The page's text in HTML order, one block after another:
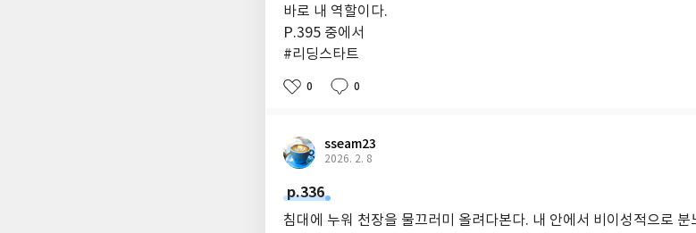
바로 내 역할이다.
P.395 중에서
#리딩스타트
0 0
sseam23
2026. 2. 8
p.336
침대에 누워 천장을 물끄러미 올려다본다. 내 안에서 비이성적으로